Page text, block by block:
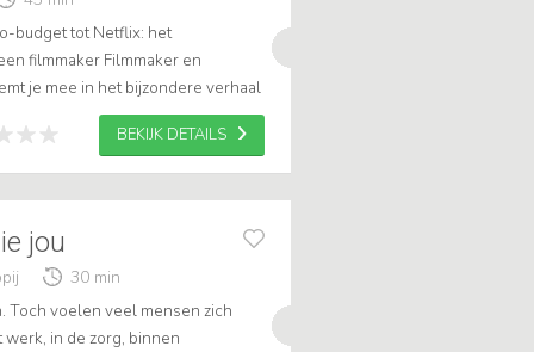
budget tot Netflix: het
filmmaker Filmmaker en
je mee in het bijzondere verhaal
een internationale prijswinnende
BEKIJK DETAILS
jou
30 min
Toch voelen veel mensen zich
in de zorg, binnen